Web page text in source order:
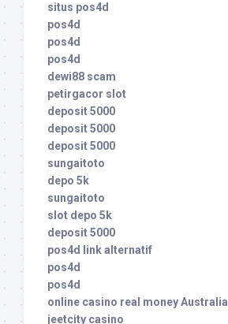
situs pos4d
pos4d
pos4d
pos4d
dewi88 scam
petirgacor slot
deposit 5000
deposit 5000
deposit 5000
sungaitoto
depo 5k
sungaitoto
slot depo 5k
deposit 5000
pos4d link alternatif
pos4d
pos4d
online casino real money Australia
jeetcity casino